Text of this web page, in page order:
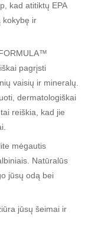
kad atitiktų EPA
kokybę ir
pagrįsti
vaisių ir mineralų.
dermatologiškai
reiškia, kad jie
mėgautis
Natūralūs
jūsų odą bei
jūsų šeimai ir